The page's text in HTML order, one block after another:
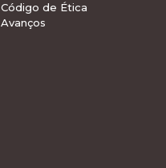
Código de Ética
Avanços